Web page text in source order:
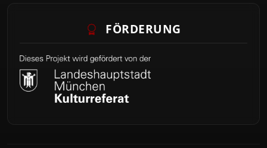
FÖRDERUNG